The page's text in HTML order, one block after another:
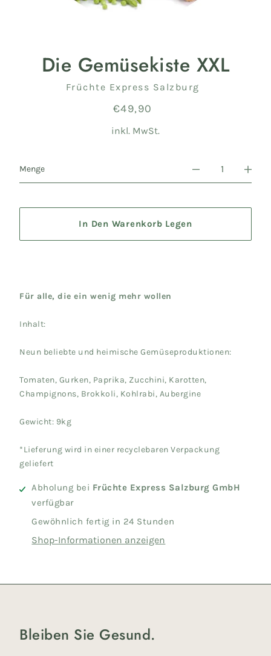
Die Gemüsekiste XXL
Verkäufer
Früchte Express Salzburg
Normaler
€49,90
inkl. MwSt.
Menge
In Den Warenkorb Legen
Für alle, die ein wenig mehr wollen
Inhalt:
Neun beliebte und heimische Gemüseproduktionen:
Tomaten, Gurken, Paprika, Zucchini, Karotten,
Champignons, Brokkoli, Kohlrabi, Aubergine
Gewicht: 9kg
*Lieferung wird in einer recyclebaren Verpackung
geliefert
Abholung bei Früchte Express Salzburg GmbH
verfügbar
Gewöhnlich fertig in 24 Stunden
Shop-Informationen anzeigen
Bleiben Sie Gesund.